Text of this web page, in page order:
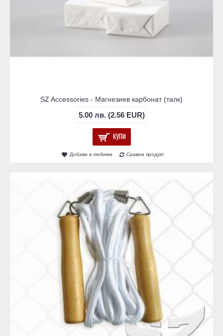
SZ Accessories - Магнезиев карбонат (талк)
5.00 лв. (2.56 EUR)
КУПИ
Добави в любими Сравни продукт